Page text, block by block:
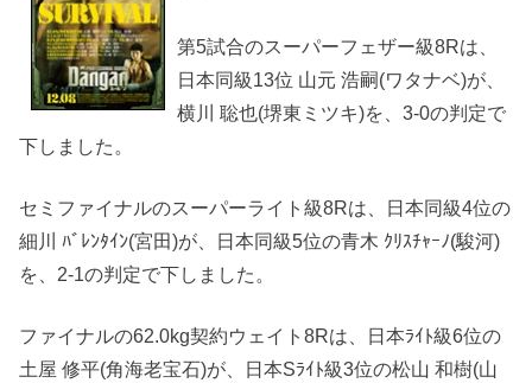
第5試合のスーパーフェザー級8Rは、
日本同級13位 山元 浩嗣(ワタナベ)が、
横川 聡也(堺東ミツキ)を、3-0の判定で
下しました。
セミファイナルのスーパーライト級8Rは、日本同級4位の
細川 ﾊﾞﾚﾝﾀｲﾝ(宮田)が、日本同級5位の青木 ｸﾘｽﾁｬｰﾉ(駿河)
を、2-1の判定で下しました。
ファイナルの62.0kg契約ウェイト8Rは、日本ﾗｲﾄ級6位の
土屋 修平(角海老宝石)が、日本Sﾗｲﾄ級3位の松山 和樹(山